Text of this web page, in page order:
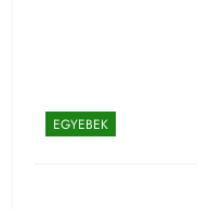
EGYEBEK